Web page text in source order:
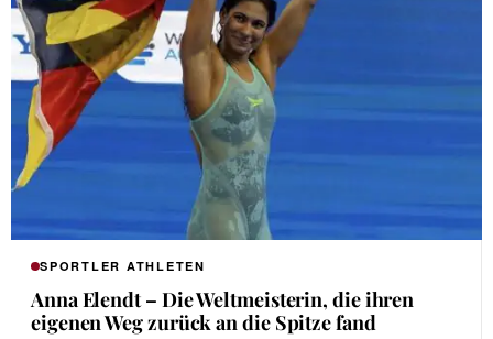
SPORTLER ATHLETEN
Anna Elendt – Die Weltmeisterin, die ihren
eigenen Weg zurück an die Spitze fand